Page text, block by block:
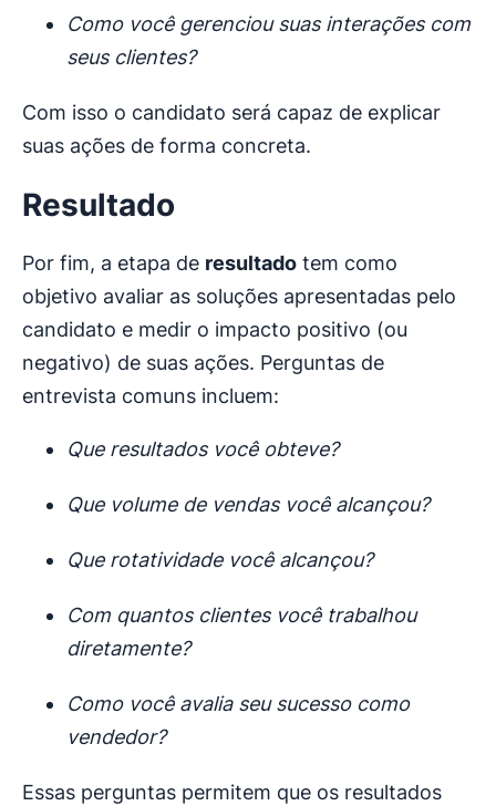
Como você gerenciou suas interações com
seus clientes?
Com isso o candidato será capaz de explicar
suas ações de forma concreta.
Resultado
Por fim, a etapa de resultado tem como
objetivo avaliar as soluções apresentadas pelo
candidato e medir o impacto positivo (ou
negativo) de suas ações. Perguntas de
entrevista comuns incluem:
Que resultados você obteve?
Que volume de vendas você alcançou?
Que rotatividade você alcançou?
Com quantos clientes você trabalhou
diretamente?
Como você avalia seu sucesso como
vendedor?
Essas perguntas permitem que os resultados